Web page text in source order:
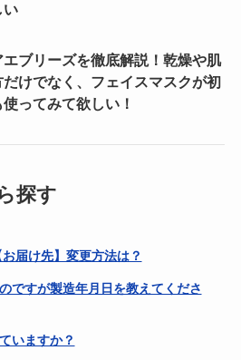
い
ブリーズを徹底解説！乾燥や肌
けでなく、フェイスマスクが初
ってみて欲しい！
探す
届け先】変更方法は？
ですが製造年月日を教えてくださ
いますか？